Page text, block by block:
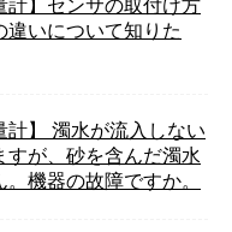
計】センサの取付け方
いについて知りた
計】 濁水が流入しない
すが、砂を含んだ濁水
機器の故障ですか。